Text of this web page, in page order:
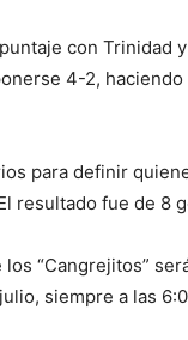
con Trinidad
4-2,
para definir
resultado fue de 8
“Cangrejitos”
siempre a las